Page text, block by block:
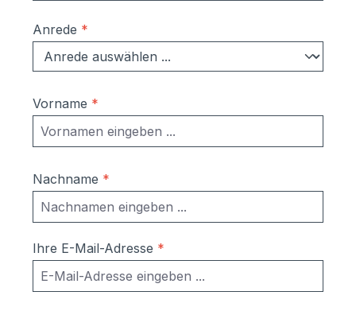
Anrede *
Vorname *
Nachname *
Ihre E-Mail-Adresse *